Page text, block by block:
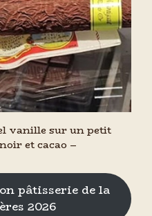
vanille sur un petit
et cacao –
pâtisserie de la
2026